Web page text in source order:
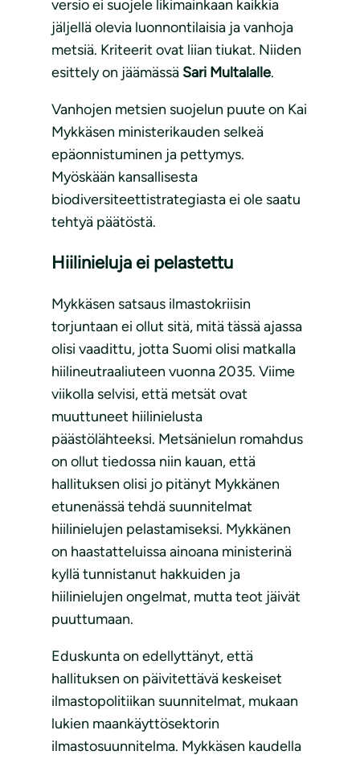
versio ei suojele likimainkaan kaikkia
jäljellä olevia luonnontilaisia ja vanhoja
metsiä. Kriteerit ovat liian tiukat. Niiden
esittely on jäämässä Sari Multalalle.
Vanhojen metsien suojelun puute on Kai
Mykkäsen ministerikauden selkeä
epäonnistuminen ja pettymys.
Myöskään kansallisesta
biodiversiteettistrategiasta ei ole saatu
tehtyä päätöstä.
Hiilinieluja ei pelastettu
Mykkäsen satsaus ilmastokriisin
torjuntaan ei ollut sitä, mitä tässä ajassa
olisi vaadittu, jotta Suomi olisi matkalla
hiilineutraaliuteen vuonna 2035. Viime
viikolla selvisi, että metsät ovat
muuttuneet hiilinielusta
päästölähteeksi. Metsänielun romahdus
on ollut tiedossa niin kauan, että
hallituksen olisi jo pitänyt Mykkänen
etunenässä tehdä suunnitelmat
hiilinielujen pelastamiseksi. Mykkänen
on haastatteluissa ainoana ministerinä
kyllä tunnistanut hakkuiden ja
hiilinielujen ongelmat, mutta teot jäivät
puuttumaan.
Eduskunta on edellyttänyt, että
hallituksen on päivitettävä keskeiset
ilmastopolitiikan suunnitelmat, mukaan
lukien maankäyttösektorin
ilmastosuunnitelma. Mykkäsen kaudella